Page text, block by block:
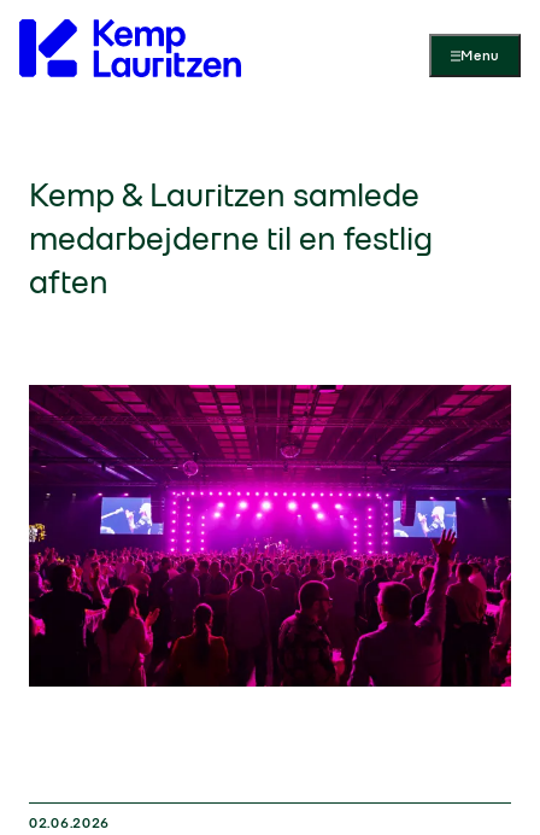
Menu
Kemp & Lauritzen samlede
medarbejderne til en festlig
aften
02.06.2026